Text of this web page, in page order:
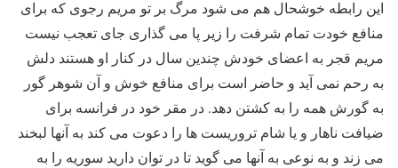
این رابطه خوشحال هم می شود مرگ بر تو مریم رجوی که برای
منافع خودت تمام شرفت را زیر پا می گذاری جای تعجب نیست
مریم قجر به اعضای خودش چندین سال در کنار او هستند دلش
به رحم نمی آید و حاضر است برای منافع خوش و آن شوهر گور
به گورش همه را به کشتن دهد. در مقر خود در فرانسه برای
ضیافت ناهار و یا شام تروریست ها را دعوت می کند به آنها لبخند
می زند و به نوعی به آنها می گوید تا در توان دارید سوریه را به